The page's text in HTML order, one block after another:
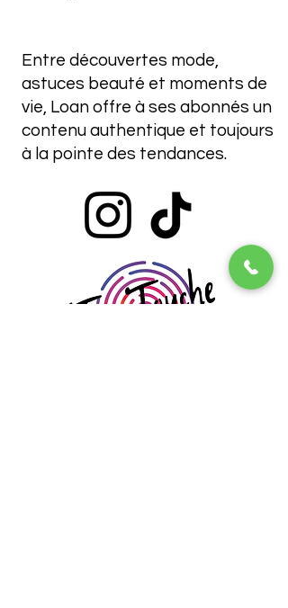
Entre découvertes mode,
astuces beauté et moments de
vie, Loan offre à ses abonnés un
contenu authentique et toujours
à la pointe des tendances.